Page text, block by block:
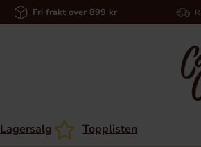
Fri frakt over 899 kr
Lagersalg Topplisten